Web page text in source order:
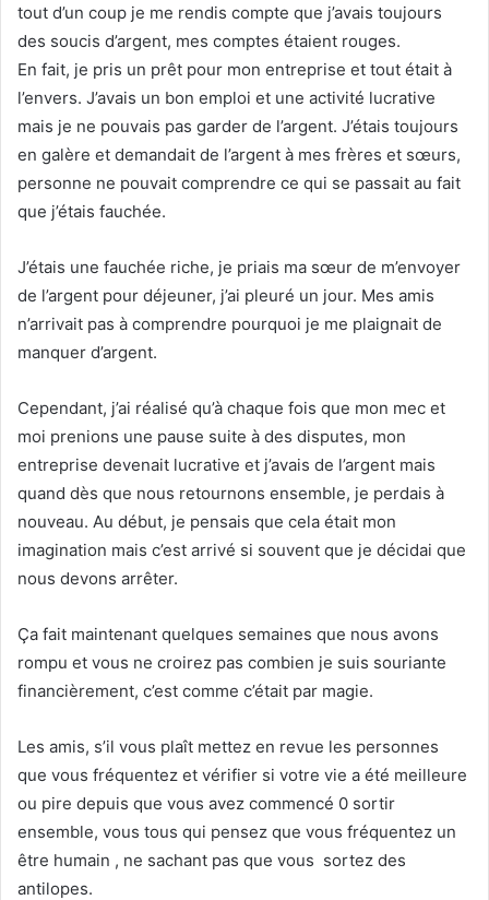
tout d’un coup je me rendis compte que j’avais toujours
des soucis d’argent, mes comptes étaient rouges.
En fait, je pris un prêt pour mon entreprise et tout était à
l’envers. J’avais un bon emploi et une activité lucrative
mais je ne pouvais pas garder de l’argent. J’étais toujours
en galère et demandait de l’argent à mes frères et sœurs,
personne ne pouvait comprendre ce qui se passait au fait
que j’étais fauchée.
J’étais une fauchée riche, je priais ma sœur de m’envoyer
de l’argent pour déjeuner, j’ai pleuré un jour. Mes amis
n’arrivait pas à comprendre pourquoi je me plaignait de
manquer d’argent.
Cependant, j’ai réalisé qu’à chaque fois que mon mec et
moi prenions une pause suite à des disputes, mon
entreprise devenait lucrative et j’avais de l’argent mais
quand dès que nous retournons ensemble, je perdais à
nouveau. Au début, je pensais que cela était mon
imagination mais c’est arrivé si souvent que je décidai que
nous devons arrêter.
Ça fait maintenant quelques semaines que nous avons
rompu et vous ne croirez pas combien je suis souriante
financièrement, c’est comme c’était par magie.
Les amis, s’il vous plaît mettez en revue les personnes
que vous fréquentez et vérifier si votre vie a été meilleure
ou pire depuis que vous avez commencé 0 sortir
ensemble, vous tous qui pensez que vous fréquentez un
être humain , ne sachant pas que vous sortez des
antilopes.